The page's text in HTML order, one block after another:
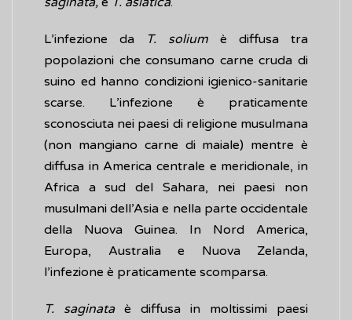
L’infezione da T. solium è diffusa tra
popolazioni che consumano carne cruda di
suino ed hanno condizioni igienico-sanitarie
scarse. L’infezione è praticamente
sconosciuta nei paesi di religione musulmana
(non mangiano carne di maiale) mentre è
diffusa in America centrale e meridionale, in
Africa a sud del Sahara, nei paesi non
musulmani dell’Asia e nella parte occidentale
della Nuova Guinea. In Nord America,
Europa, Australia e Nuova Zelanda,
l’infezione è praticamente scomparsa.
T. saginataè diffusa in moltissimi paesi